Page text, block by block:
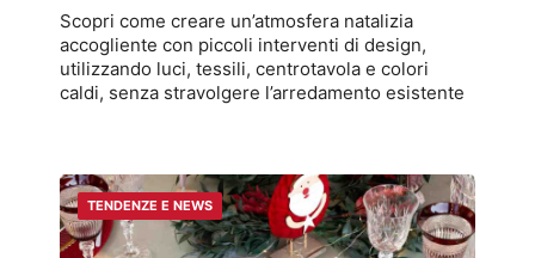
Scopri come creare un’atmosfera natalizia
accogliente con piccoli interventi di design,
utilizzando luci, tessili, centrotavola e colori
caldi, senza stravolgere l’arredamento esistente
TENDENZE E NEWS